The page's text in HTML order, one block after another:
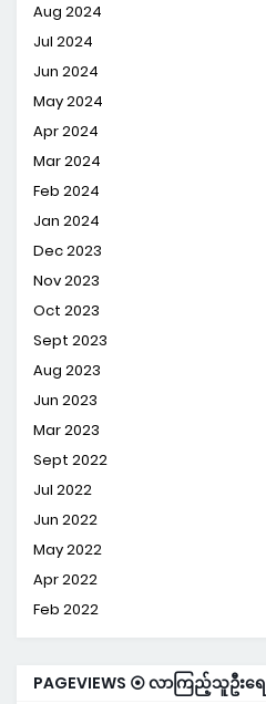
Aug 2024
Jul 2024
Jun 2024
May 2024
Apr 2024
Mar 2024
Feb 2024
Jan 2024
Dec 2023
Nov 2023
Oct 2023
Sept 2023
Aug 2023
Jun 2023
Mar 2023
Sept 2022
Jul 2022
Jun 2022
May 2022
Apr 2022
Feb 2022
PAGEVIEWS ⦿ လာကြည့်သူဦးရေ